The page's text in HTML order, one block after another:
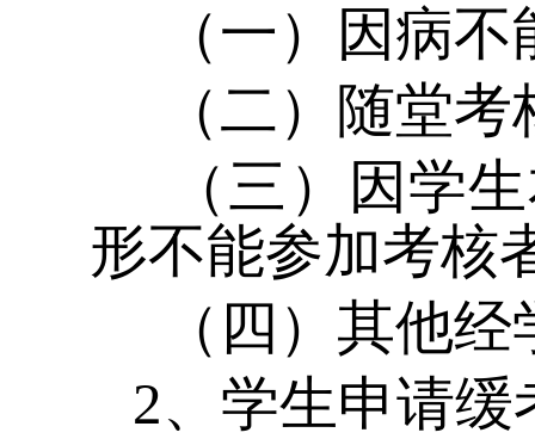
（一）因病不
（二）随堂考
（三）因学生
形不能参加考核
（四）其他经
2、学生申请